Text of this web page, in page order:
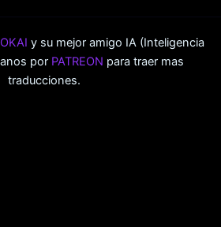
y su mejor amigo IA (Inteligencia
por PATREON para traer mas
traducciones.